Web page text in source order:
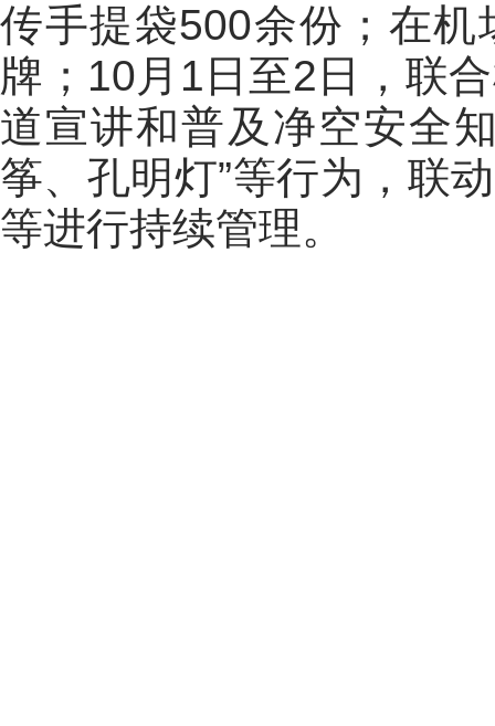
传手提袋500余份；在
牌；10月1日至2日，联
道宣讲和普及净空安全
筝、孔明灯”等行为，联
等进行持续管理。